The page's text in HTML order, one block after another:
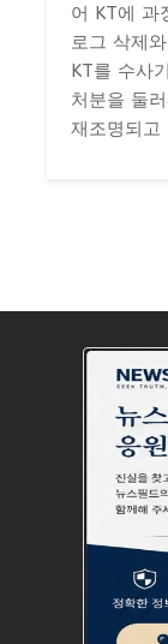
어 KT에 과
로그 삭제
KT를 수사
처분을 둘
재조명되고